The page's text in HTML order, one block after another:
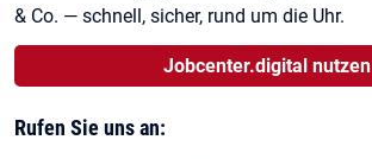
& Co. — schnell, sicher, rund um die Uhr.
Jobcenter.digital nutzen
Rufen Sie uns an: